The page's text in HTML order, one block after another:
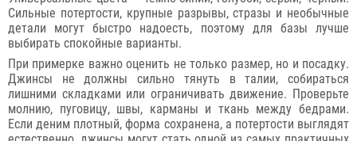
Сильные потертости, крупные разрывы, стразы и необычные
детали могут быстро надоесть, поэтому для базы лучше
выбирать спокойные варианты.
При примерке важно оценить не только размер, но и посадку.
Джинсы не должны сильно тянуть в талии, собираться
лишними складками или ограничивать движение. Проверьте
молнию, пуговицу, швы, карманы и ткань между бедрами.
Если деним плотный, форма сохранена, а потертости выглядят